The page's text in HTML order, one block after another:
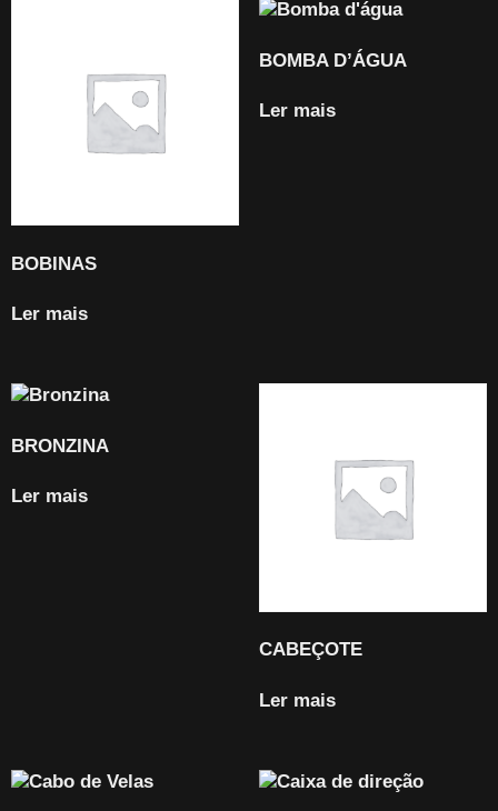
BOBINAS
Ler mais
BOMBA D’ÁGUA
Ler mais
BRONZINA
Ler mais
CABEÇOTE
Ler mais